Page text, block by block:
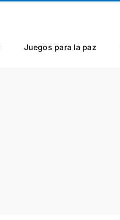
Juegos para la paz